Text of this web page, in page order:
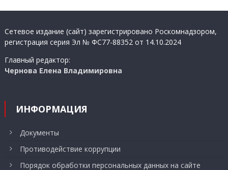
участие
в
Сетевое издание (сайт) зарегистрировано Роскомнадзором,
регистрация серия Эл № ФС77-88352 от 14.10.2024
Главный редактор:
Чернова Елена Владимировна
ИНФОРМАЦИЯ
Документы
Противодействие коррупции
Порядок обработки персональных данных на сайте